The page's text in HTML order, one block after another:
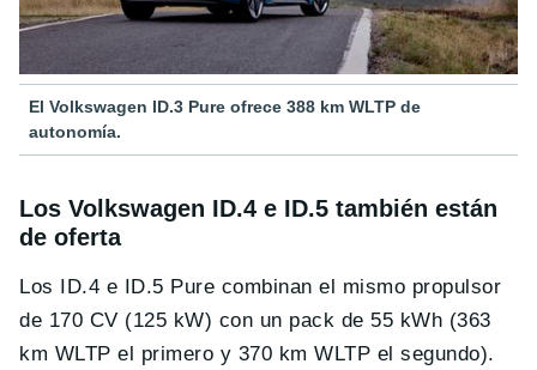
El Volkswagen ID.3 Pure ofrece 388 km WLTP de
autonomía.
Los Volkswagen ID.4 e ID.5 también están
de oferta
Los ID.4 e ID.5 Pure combinan el mismo propulsor
de 170 CV (125 kW) con un pack de 55 kWh (363
km WLTP el primero y 370 km WLTP el segundo).